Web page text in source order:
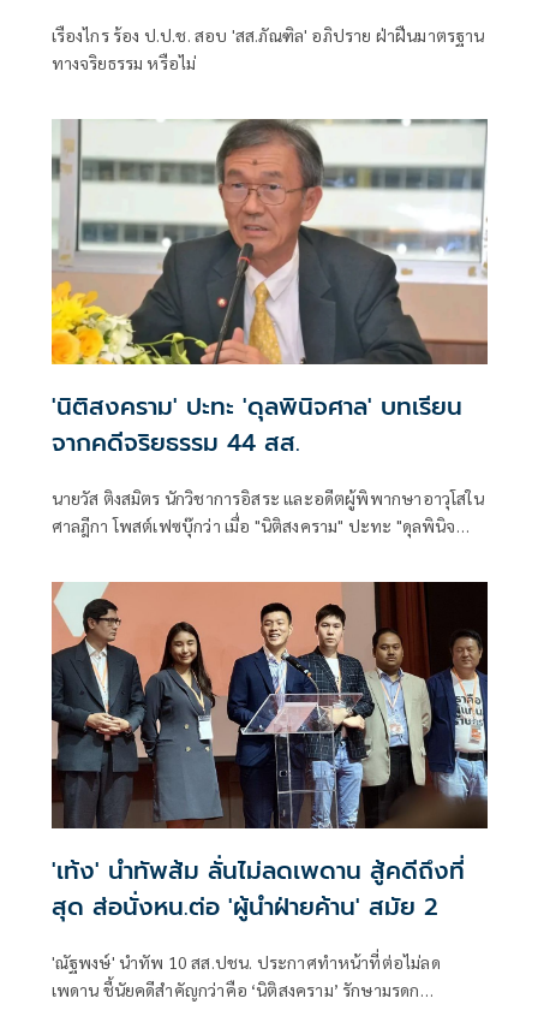
เรืองไกร ร้อง ป.ป.ช. สอบ 'สส.ภัณฑิล' อภิปราย ฝ่าฝืนมาตรฐาน
ทางจริยธรรม หรือไม่
'นิติสงคราม' ปะทะ 'ดุลพินิจศาล' บทเรียน
จากคดีจริยธรรม 44 สส.
นายวัส ติงสมิตร นักวิชาการอิสระ และอดีตผู้พิพากษาอาวุโสใน
ศาลฎีกา โพสต์เฟซบุ๊กว่า เมื่อ "นิติสงคราม" ปะทะ "ดุลพินิจ
'เท้ง' นำทัพส้ม ลั่นไม่ลดเพดาน สู้คดีถึงที่
สุด ส่อนั่งหน.ต่อ 'ผู้นำฝ่ายค้าน' สมัย 2
'ณัฐพงษ์' นำทัพ 10 สส.ปชน. ประกาศทำหน้าที่ต่อไม่ลด
เพดาน ชี้นัยคดีสำคัญกว่าคือ ‘นิติสงคราม’ รักษามรดก